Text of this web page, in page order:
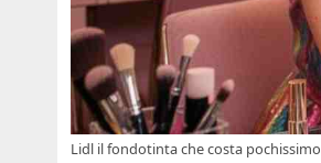
Lidl il fondotinta che costa pochissimo